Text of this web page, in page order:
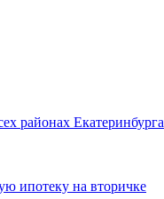
районах Екатеринбурга
ипотеку на вторичке